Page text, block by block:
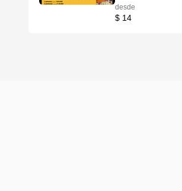
desde
$ 14